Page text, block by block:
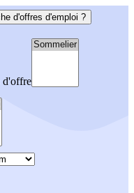
d'offres d'emploi ?
d'offre